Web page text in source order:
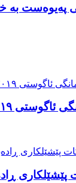
ئاگوستی ٢٠١٩